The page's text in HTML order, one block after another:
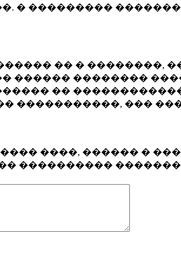
� ���������
�� � ��������,
������ ��������
��
�����������, ���
����, ������ �
����������